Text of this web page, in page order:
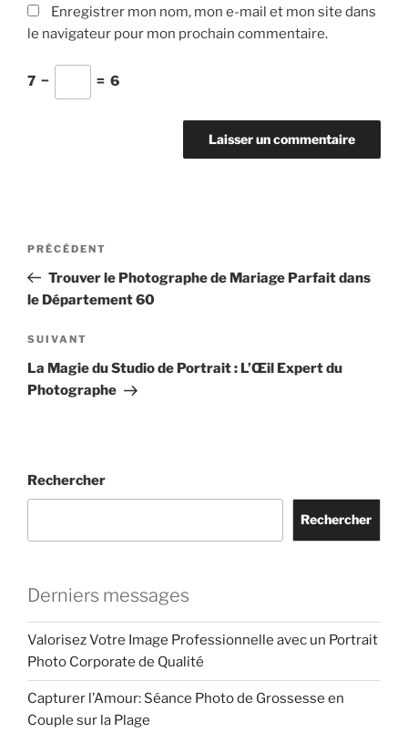
Enregistrer mon nom, mon e-mail et mon site dans
le navigateur pour mon prochain commentaire.
7 − = 6
Navigation
l’article
Article
précédent
PRÉCÉDENT
Trouver le Photographe de Mariage Parfait dans
le Département 60
Article
suivant
SUIVANT
La Magie du Studio de Portrait : L’Œil Expert du
Photographe
Rechercher
Rechercher
Derniers messages
Valorisez Votre Image Professionnelle avec un Portrait
Photo Corporate de Qualité
Capturer l’Amour: Séance Photo de Grossesse en
Couple sur la Plage